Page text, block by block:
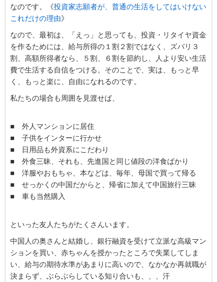
なのです。《投資家志願者が、普通の生活をしてはいけない
これだけの理由》
なので、最初は、「えっ」と思っても、投資・リタイヤ資金
を作るためには、給与所得の１割２割ではなく、ズバリ３
割、高額所得者なら、５割、６割を節約し、人より安い生活
費で生活する自信をつける。そのことで、実は、もっと早
く、もっと楽に、自由になれるのです。
私たちの場合も周囲を見渡せば、
■ 外人マンションに居住
■ 子供をインターに行かせ
■ 日用品も外資系にこだわり
■ 外食三昧、それも、先進国と同じ値段の洋食ばかり
■ 洋服やおもちゃ、本などは、毎年、母国で買って帰る
■ せっかくの中国だからと、帰省に加えて中国旅行三昧
■ 車も当然購入
といった友人たちがたくさんいます。
中国人の奥さんと結婚し、銀行融資を受けて立派な高級マン
ションを買い、赤ちゃんを授かったところで失業してしま
い、給与の期待水準があまりに高いので、なかなか再就職が
決まらず、ぶらぶらしている知り合いも、、、汗